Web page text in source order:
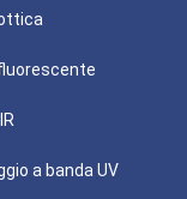
a banda UV